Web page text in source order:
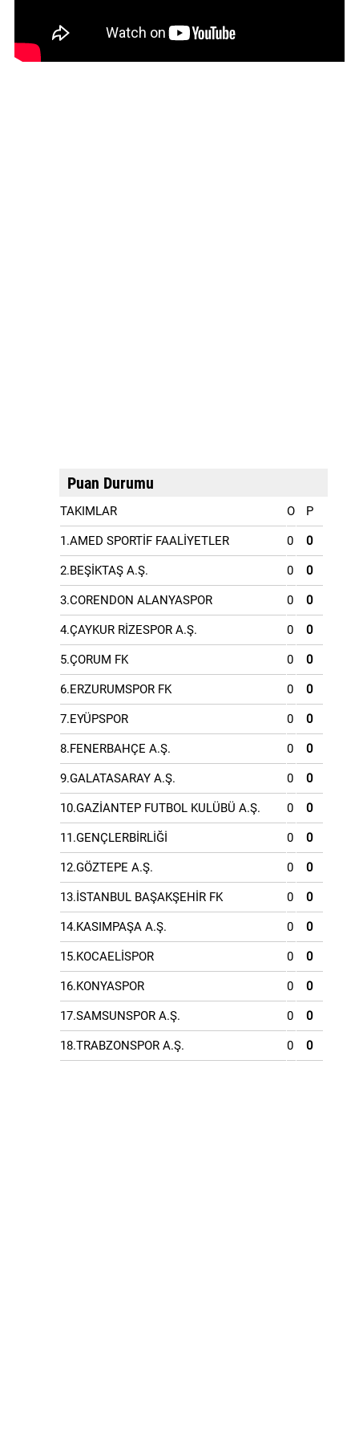
Puan Durumu
TAKIMLAR O P
1.AMED SPORTİF FAALİYETLER 0 0
2.BEŞİKTAŞ A.Ş. 0 0
3.CORENDON ALANYASPOR 0 0
4.ÇAYKUR RİZESPOR A.Ş. 0 0
5.ÇORUM FK 0 0
6.ERZURUMSPOR FK 0 0
7.EYÜPSPOR 0 0
8.FENERBAHÇE A.Ş. 0 0
9.GALATASARAY A.Ş. 0 0
10.GAZİANTEP FUTBOL KULÜBÜ A.Ş. 0 0
11.GENÇLERBİRLİĞİ 0 0
12.GÖZTEPE A.Ş. 0 0
13.İSTANBUL BAŞAKŞEHİR FK 0 0
14.KASIMPAŞA A.Ş. 0 0
15.KOCAELİSPOR 0 0
16.KONYASPOR 0 0
17.SAMSUNSPOR A.Ş. 0 0
18.TRABZONSPOR A.Ş. 0 0